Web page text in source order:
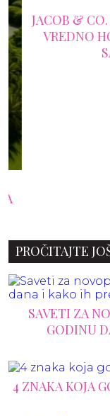
JACOB & CO.
VREDNO
PROČITAJTE
SAVETI ZA
GODINU
4 ZNAKA KOJA